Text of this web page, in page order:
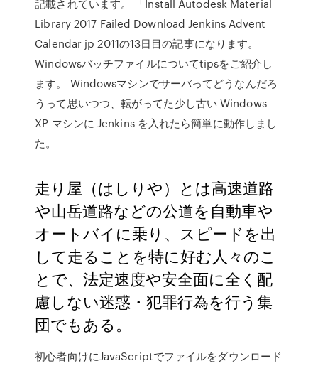
記載されています。 「Install Autodesk Material
Library 2017 Failed Download Jenkins Advent
Calendar jp 2011の13日目の記事になります。
Windowsバッチファイルについてtipsをご紹介し
ます。 Windowsマシンでサーバってどうなんだろ
うって思いつつ、転がってた少し古い Windows
XP マシンに Jenkins を入れたら簡単に動作しまし
た。
走り屋（はしりや）とは高速道路
や山岳道路などの公道を自動車や
オートバイに乗り、スピードを出
して走ることを特に好む人々のこ
とで、法定速度や安全面に全く配
慮しない迷惑・犯罪行為を行う集
団でもある。
初心者向けにJavaScriptでファイルをダウンロード